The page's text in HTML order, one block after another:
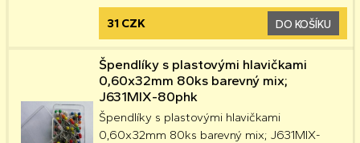
31 CZK DO KOŠÍKU
Špendlíky s plastovými hlavičkami
0,60x32mm 80ks barevný mix;
J631MIX-80phk
Špendlíky s plastovými hlavičkami
0,60x32mm 80ks barevný mix; J631MIX-